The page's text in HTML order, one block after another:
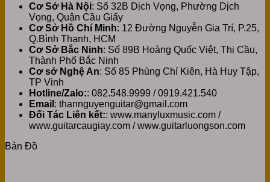
Cơ Sở Hà Nội: Số 32B Dịch Vọng, Phường Dịch
Vọng, Quận Cầu Giấy
Cơ Sở Hồ Chí Minh: 12 Đường Nguyễn Gia Trí, P.25,
Q.Bình Thạnh, HCM
Cơ Sở Bắc Ninh: Số 89B Hoàng Quốc Việt, Thị Cầu,
Thành Phố Bắc Ninh
Cơ sở Nghệ An: Số 85 Phùng Chí Kiên, Hà Huy Tập,
TP Vinh
Hotline/Zalo:: 082.548.9999 / 0919.421.540
Email : thannguyenguitar@gmail.com
Đối Tác Liên kết:: www.manyluxmusic.com /
www.guitarcaugiay.com / www.guitarluongson.com
Bản Đồ